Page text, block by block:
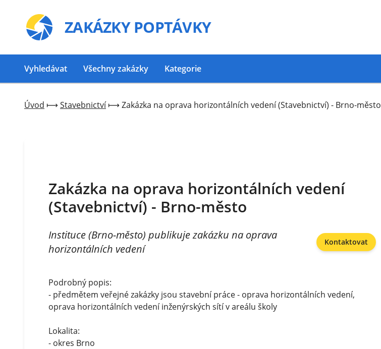
ZAKÁZKY POPTÁVKY
Vyhledávat Všechny zakázky Kategorie
Úvod ⟼ Stavebnictví⟼ Zakázka na oprava horizontálních vedení (Stavebnictví) - Brno-město
Zakázka na oprava horizontálních vedení
(Stavebnictví) - Brno-město
Instituce (Brno-město) publikuje zakázku na oprava
horizontálních vedení
Kontaktovat
Podrobný popis:
- předmětem veřejné zakázky jsou stavební práce - oprava horizontálních vedení,
oprava horizontálních vedení inženýrských sítí v areálu školy
Lokalita:
- okres Brno